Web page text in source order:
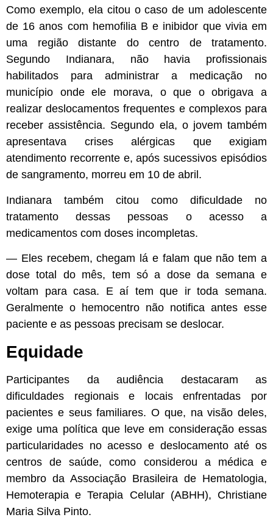
Como exemplo, ela citou o caso de um adolescente
de 16 anos com hemofilia B e inibidor que vivia em
uma região distante do centro de tratamento.
Segundo Indianara, não havia profissionais
habilitados para administrar a medicação no
município onde ele morava, o que o obrigava a
realizar deslocamentos frequentes e complexos para
receber assistência. Segundo ela, o jovem também
apresentava crises alérgicas que exigiam
atendimento recorrente e, após sucessivos episódios
de sangramento, morreu em 10 de abril.
Indianara também citou como dificuldade no
tratamento dessas pessoas o acesso a
medicamentos com doses incompletas.
— Eles recebem, chegam lá e falam que não tem a
dose total do mês, tem só a dose da semana e
voltam para casa. E aí tem que ir toda semana.
Geralmente o hemocentro não notifica antes esse
paciente e as pessoas precisam se deslocar.
Equidade
Participantes da audiência destacaram as
dificuldades regionais e locais enfrentadas por
pacientes e seus familiares. O que, na visão deles,
exige uma política que leve em consideração essas
particularidades no acesso e deslocamento até os
centros de saúde, como considerou a médica e
membro da Associação Brasileira de Hematologia,
Hemoterapia e Terapia Celular (ABHH), Christiane
Maria Silva Pinto.